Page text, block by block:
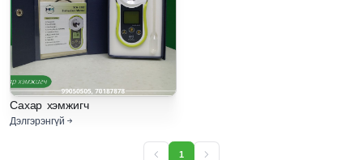
Сахар хэмжигч
Дэлгэрэнгүй
1